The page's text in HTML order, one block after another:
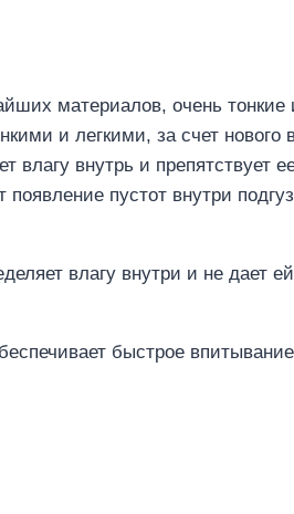
материалов, очень
и легкими, за счет
влагу внутрь и
пустот внутри
влагу внутри и не дает
быстрое